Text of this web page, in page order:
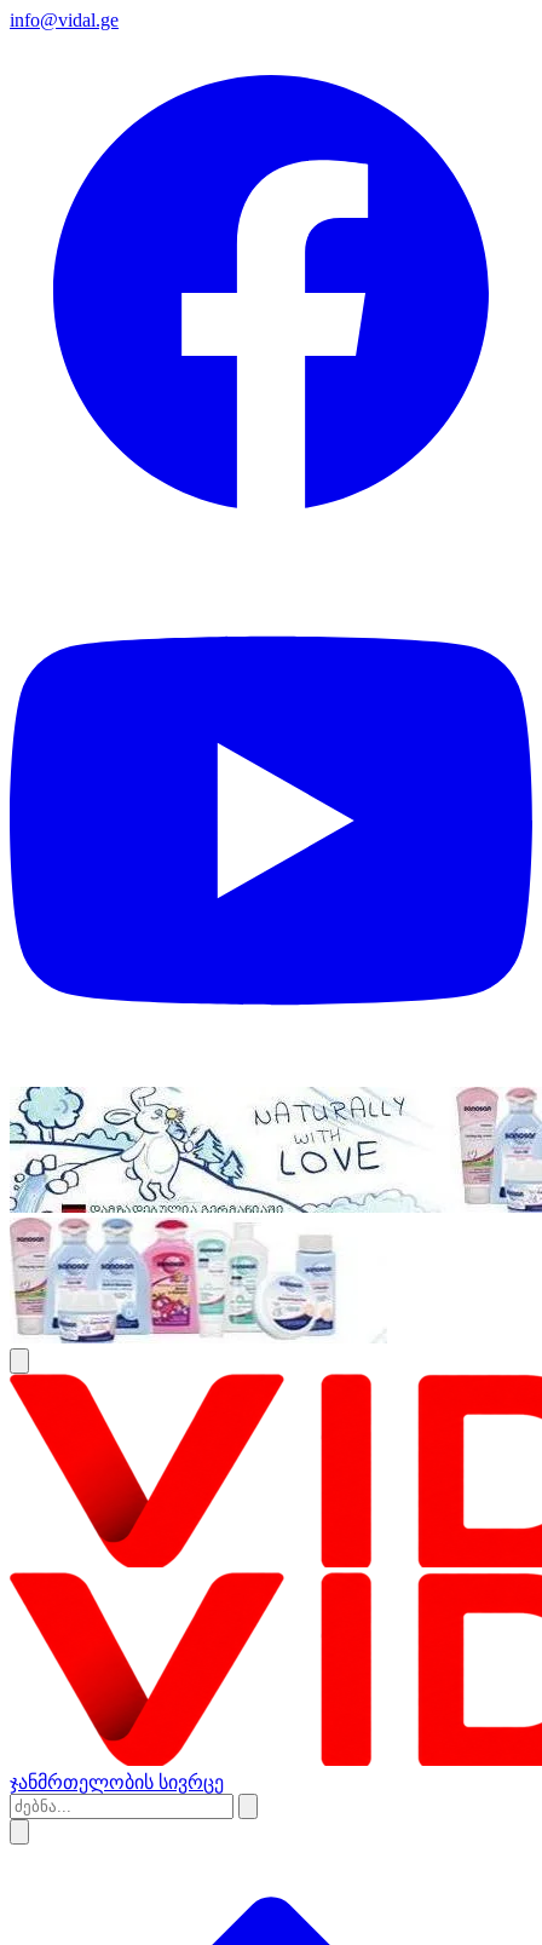
info@vidal.ge
ჯანმრთელობის სივრცე